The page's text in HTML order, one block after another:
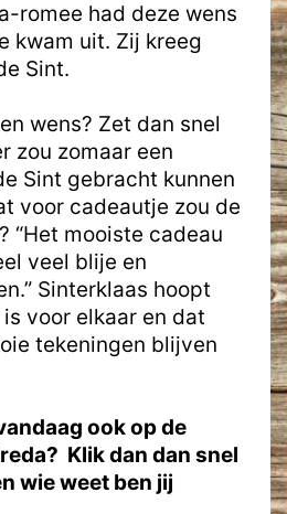
romee had deze wens
kwam uit. Zij kreeg
Sint.
wens? Zet dan snel
zou zomaar een
Sint gebracht kunnen
voor cadeautje zou de
“Het mooiste cadeau
veel blije en
Sinterklaas hoopt
voor elkaar en dat
tekeningen blijven
ook op de
Klik dan dan snel
wie weet ben jij